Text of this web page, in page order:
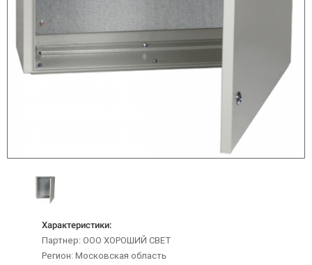
Характеристики:
Партнер: ООО ХОРОШИЙ СВЕТ
Регион: Московская область